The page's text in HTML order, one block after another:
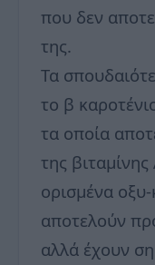
που δεν
της.
Τα
το β
τα οποία
της
ορισμένα
αποτελούν
αλλά έχουν